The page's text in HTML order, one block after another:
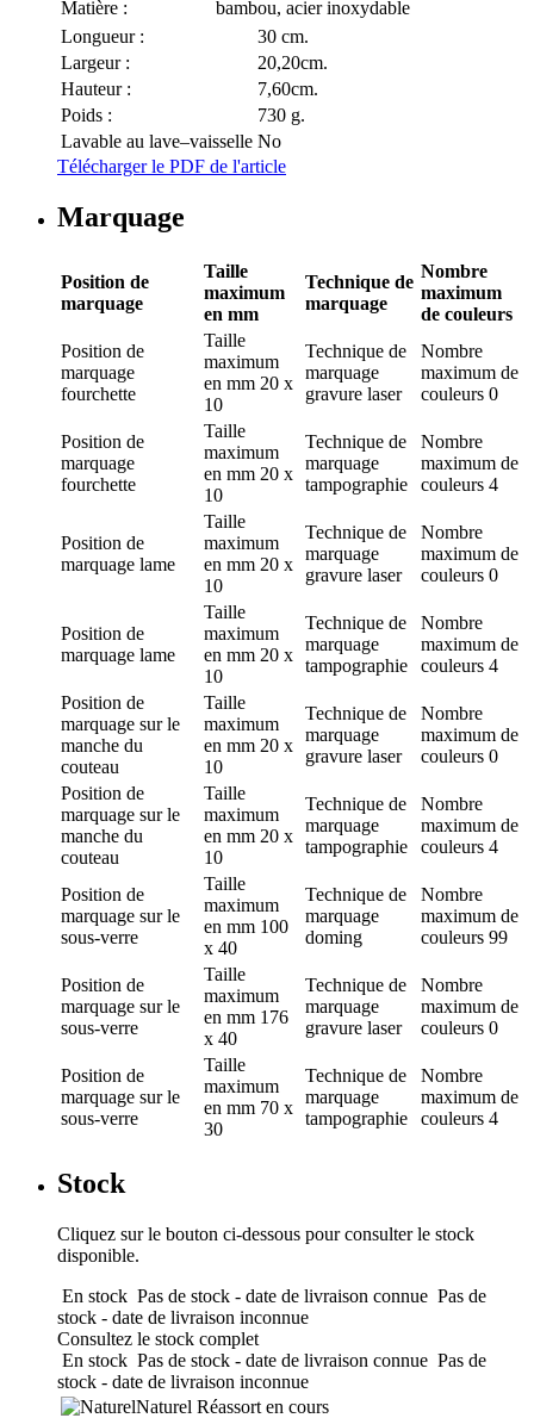
Matière :
bambou, acier inoxydable
Longueur :
30 cm.
Largeur :
20,20cm.
Hauteur :
7,60cm.
Poids :
730 g.
Lavable au lave–vaisselle No
Télécharger le PDF de l'article
Marquage
Position de
marquage
Taille
maximum
en mm
Technique de
marquage
Nombre
maximum
de couleurs
Position de
marquage
fourchette
Taille
maximum
en mm 20 x
10
Technique de
marquage
gravure laser
Nombre
maximum de
couleurs 0
Position de
marquage
fourchette
Taille
maximum
en mm 20 x
10
Technique de
marquage
tampographie
Nombre
maximum de
couleurs 4
Position de
marquage lame
Taille
maximum
en mm 20 x
10
Technique de
marquage
gravure laser
Nombre
maximum de
couleurs 0
Position de
marquage lame
Taille
maximum
en mm 20 x
10
Technique de
marquage
tampographie
Nombre
maximum de
couleurs 4
Position de
marquage sur le
manche du
couteau
Taille
maximum
en mm 20 x
10
Technique de
marquage
gravure laser
Nombre
maximum de
couleurs 0
Position de
marquage sur le
manche du
couteau
Taille
maximum
en mm 20 x
10
Technique de
marquage
tampographie
Nombre
maximum de
couleurs 4
Position de
marquage sur le
sous-verre
Taille
maximum
en mm 100
x 40
Technique de
marquage
doming
Nombre
maximum de
couleurs 99
Position de
marquage sur le
sous-verre
Taille
maximum
en mm 176
x 40
Technique de
marquage
gravure laser
Nombre
maximum de
couleurs 0
Position de
marquage sur le
sous-verre
Taille
maximum
en mm 70 x
30
Technique de
marquage
tampographie
Nombre
maximum de
couleurs 4
Stock
Cliquez sur le bouton ci-dessous pour consulter le stock
disponible.
En stock Pas de stock - date de livraison connue Pas de
stock - date de livraison inconnue
Consultez le stock complet
En stock Pas de stock - date de livraison connue Pas de
stock - date de livraison inconnue
Naturel Réassort en cours